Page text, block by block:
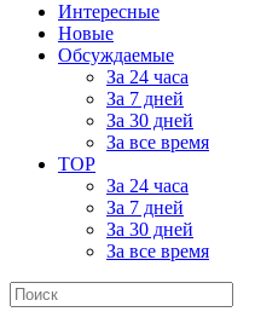
Интересные
Новые
Обсуждаемые
За 24 часа
За 7 дней
За 30 дней
За все время
TOP
За 24 часа
За 7 дней
За 30 дней
За все время